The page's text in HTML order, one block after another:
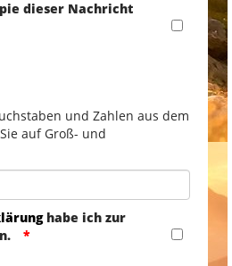
dieser Nachricht
und Zahlen aus dem
auf Groß- und
habe ich zur